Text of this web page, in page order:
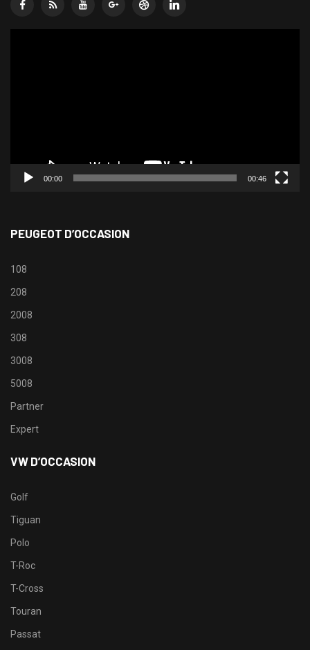
00:00 00:46
PEUGEOT D’OCCASION
108
208
2008
308
3008
5008
Partner
Expert
VW D’OCCASION
Golf
Tiguan
Polo
T-Roc
T-Cross
Touran
Passat